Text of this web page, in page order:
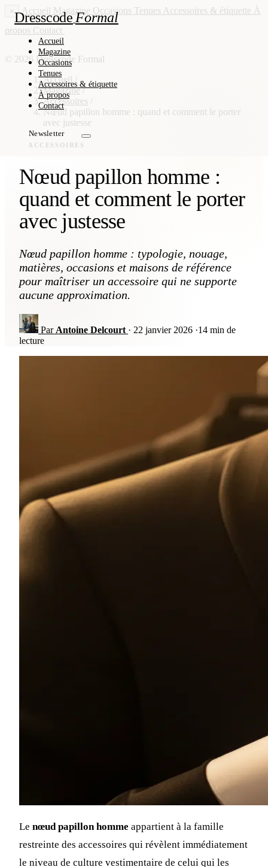
DresscodeFormal
Accueil
Magazine
Occasions
Tenues
Accessoires & étiquette
À propos
Contact
Newsletter
× Accueil Magazine Occasions Tenues Accessoires & étiquette À
propos Contact
© 2026 Dresscode Formal
Accueil
Magazine /
Accessoires
Nœud papillon homme : quand et comment le porter
avec justesse
ACCESSOIRES
Nœud papillon homme :
quand et comment le porter
avec justesse
Nœud papillon homme : typologie, nouage,
matières, occasions et maisons de référence
pour maîtriser un accessoire qui ne supporte
aucune approximation.
Par Antoine Delcourt · 22 janvier 2026 ·14 min de
lecture
Le nœud papillon homme appartient à la famille
restreinte des accessoires qui révèlent immédiatement
le niveau de culture vestimentaire de celui qui les